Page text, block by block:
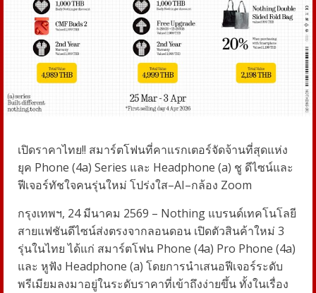
เปิดราคาไทย!! สมาร์ตโฟนที่คาแรกเตอร์จัดจ้านที่สุดแห่ง
ยุค Phone (4a) Series และ Headphone (a) ชู ดีไซน์และ
ฟีเจอร์ทัชใจคนรุ่นใหม่ โปร่งใส–AI–กล้อง Zoom
กรุงเทพฯ, 24มีนาคม 2569 – Nothing แบรนด์เทคโนโลยี
สายแฟชันดีไซน์ส่งตรงจากลอนดอน เปิดตัวสินค้าใหม่ 3
รุ่นในไทย ได้แก่ สมาร์ตโฟน Phone (4a) Pro Phone (4a)
และ หูฟัง Headphone (a) โดยการนำเสนอฟีเจอร์ระดับ
พรีเมียมลงมาอยู่ในระดับราคาที่เข้าถึงง่ายขึ้น ทั้งในเรื่อง